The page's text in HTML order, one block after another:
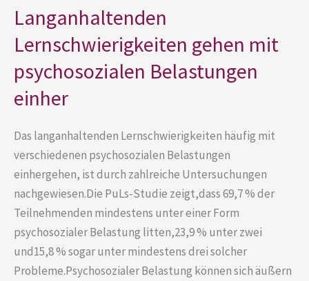
Langanhaltenden
Lernschwierigkeiten gehen mit
psychosozialen Belastungen
einher
Das langanhaltenden Lernschwierigkeiten häufig mit
verschiedenen psychosozialen Belastungen
einhergehen, ist durch zahlreiche Untersuchungen
nachgewiesen.Die PuLs-Studie zeigt,dass 69,7 % der
Teilnehmenden mindestens unter einer Form
psychosozialer Belastung litten,23,9 % unter zwei
und15,8 % sogar unter mindestens drei solcher
Probleme.Psychosozialer Belastung können sich äußern
Langanhaltenden
Lernschwierigkeiten
gehen
mit
psychosozialen
Belastungen
einher